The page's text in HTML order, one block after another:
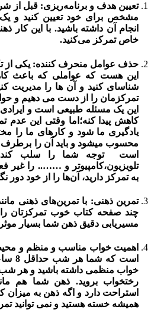
تعیین هدف و برنامه‌ریزی: قبل از
مشخص برای خود تعیین کنید و یک
انجام آن داشته باشید. با این کار
خاص تمرکز می‌کنید.
حذف عوامل منحرف کننده: یکی از
این هست که عواملی که باعث
شناسای کنید و آن ها را مدیریت
تمرکزمان را از دست می دهیم و
این یک مسئله طبیعی است و ایرادی
کاهش پیدا کنه؛اما وقتی این عدم
یادگیری ما شود و کارهای ما را
محسوب میشود و باید آن را
است توجه شما را سلب کند ،
تلویزیون،کامپیوتر و …….. را غیر
به تمرکز دارید، آن‌ها را از خود دور
تمرین ذهنی: با تمرین‌های ذهنی
چند صفحه کتاب خوب تمرکزتان را
مسیریابی دقیق ذهن شما بسیار
اهمیت خواب مناسب و منظم و
است که
خواب منظمی داشته باشید و
رختخواب بروید. ذهن شما هم
استراحت دارد و اگه ذهن به میزان
همیشه خسته هستید و نمی توانید